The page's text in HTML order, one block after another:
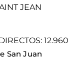
JEAN
12.960
San Juan